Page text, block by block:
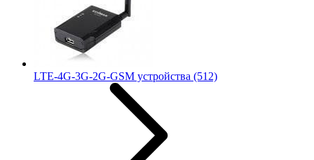
LTE-4G-3G-2G-GSM устройства (512)